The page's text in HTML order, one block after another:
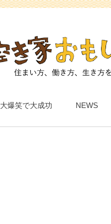
大爆笑で大成功 NEWS